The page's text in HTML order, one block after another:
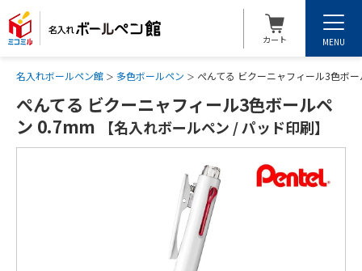
カート MENU
名入れボールペン館 多色ボールペン ぺんてる ビクーニャフィール3色ボ
ぺんてる ビクーニャフィール3色ボールペ
ン 0.7mm
【名入れボールペン / パッド印刷】